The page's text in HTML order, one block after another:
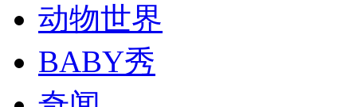
纽约上演“枕头大战”
动物世界
BABY秀